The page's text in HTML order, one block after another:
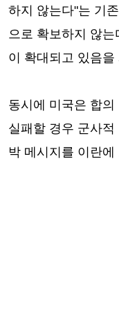
하지 않는다"는 기
으로 확보하지 않
이 확대되고 있음을
동시에 미국은 합
실패할 경우 군사
박 메시지를 이란